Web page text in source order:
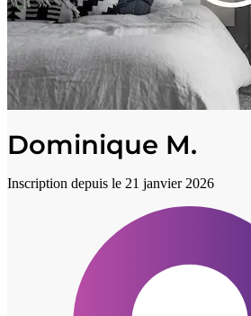
Dominique M.
Inscription depuis le 21 janvier 2026